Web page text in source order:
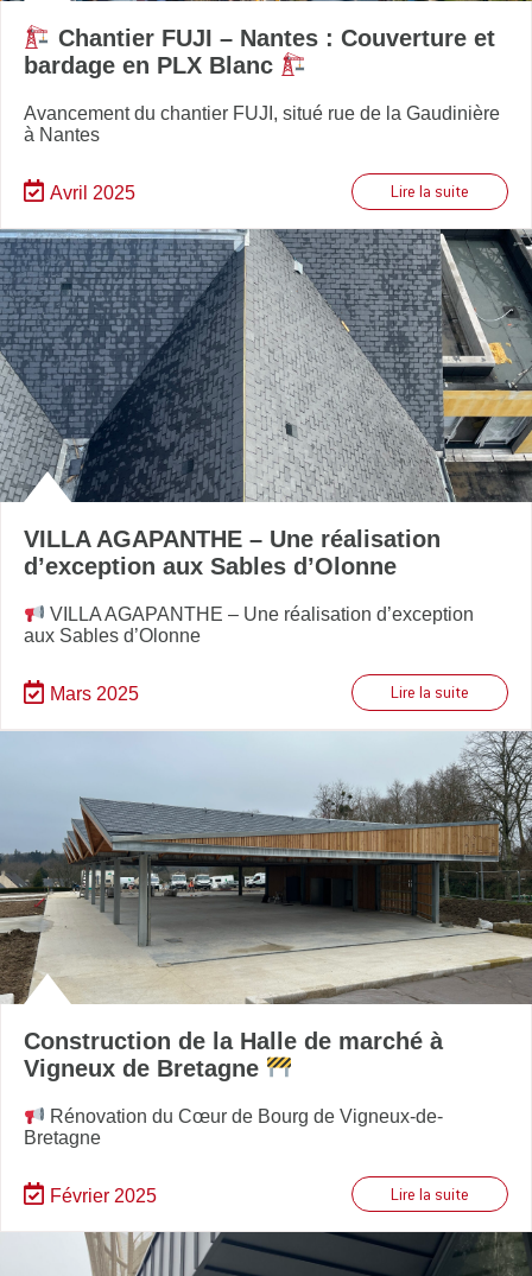
Chantier FUJI – Nantes : Couverture et
bardage en PLX Blanc
Avancement du chantier FUJI, situé rue de la Gaudinière
à Nantes
Avril 2025 Lire la suite
VILLA AGAPANTHE – Une réalisation
d’exception aux Sables d’Olonne
VILLA AGAPANTHE – Une réalisation d’exception
aux Sables d’Olonne
Mars 2025 Lire la suite
Construction de la Halle de marché à
Vigneux de Bretagne
Rénovation du Cœur de Bourg de Vigneux-de-
Bretagne
Février 2025 Lire la suite